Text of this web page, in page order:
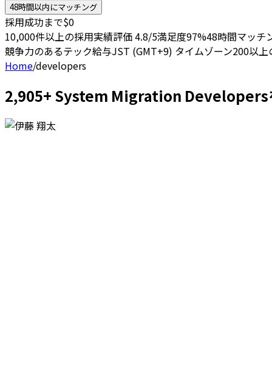
48時間以内にマッチング
採用成功まで$0
10,000件以上の採用実績評価 4.8/5満足度97%48時間マッチ
競争力のあるテック給与JST (GMT+9) タイムゾーン200以上
Home/developers
2,905+ System Migration Developers